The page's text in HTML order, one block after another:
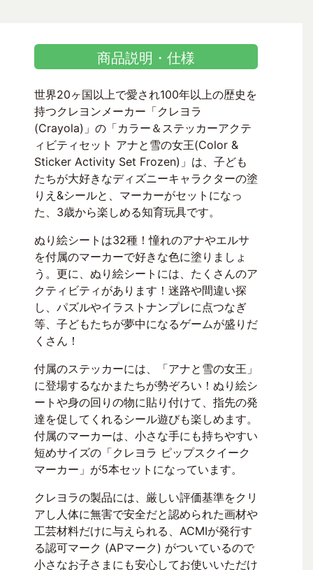
商品説明・仕様
世界20ヶ国以上で愛され100年以上の歴史を
持つクレヨンメーカー「クレヨラ
(Crayola)」の「カラー＆ステッカーアクテ
ィビティセット アナと雪の女王(Color &
Sticker Activity Set Frozen)」は、子ども
たちが大好きなディズニーキャラクターの塗
りえ&シールと、マーカーがセットになっ
た、3歳から楽しめる知育玩具です。
ぬり絵シートは32種！憧れのアナやエルサ
を付属のマーカーで好きな色に塗りましょ
う。更に、ぬり絵シートには、たくさんのア
クティビティがあります！迷路や間違い探
し、パズルやイラストナンプレに点つなぎ
等、子どもたちが夢中になるゲームが盛りだ
くさん！
付属のステッカーには、「アナと雪の女王」
に登場するなかまたちが勢ぞろい！ぬり絵シ
ートや身の回りの物に貼り付けて、指先の発
達を促してくれるシール遊びも楽しめます。
付属のマーカーは、小さな手にも持ちやすい
短めサイズの「クレヨラ ピップスクイーク
マーカー」が5本セットになっています。
クレヨラの製品には、厳しい評価基準をクリ
アし人体に無害で安全だと認められた画材や
工芸材料だけに与えられる、ACMIが発行す
る認可マーク (APマーク) がついているので
小さなお子さまにも安心してお使いいただけ